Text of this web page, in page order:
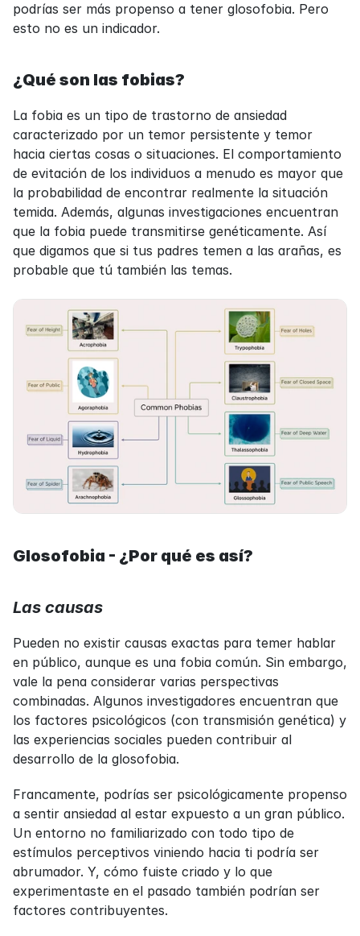
podrías ser más propenso a tener glosofobia. Pero
esto no es un indicador.
¿Qué son las fobias?
La fobia es un tipo de trastorno de ansiedad
caracterizado por un temor persistente y temor
hacia ciertas cosas o situaciones. El comportamiento
de evitación de los individuos a menudo es mayor que
la probabilidad de encontrar realmente la situación
temida. Además, algunas investigaciones encuentran
que la fobia puede transmitirse genéticamente. Así
que digamos que si tus padres temen a las arañas, es
probable que tú también las temas.
Glosofobia - ¿Por qué es así?
Las causas
Pueden no existir causas exactas para temer hablar
en público, aunque es una fobia común. Sin embargo,
vale la pena considerar varias perspectivas
combinadas. Algunos investigadores encuentran que
los factores psicológicos (con transmisión genética) y
las experiencias sociales pueden contribuir al
desarrollo de la glosofobia.
Francamente, podrías ser psicológicamente propenso
a sentir ansiedad al estar expuesto a un gran público.
Un entorno no familiarizado con todo tipo de
estímulos perceptivos viniendo hacia ti podría ser
abrumador. Y, cómo fuiste criado y lo que
experimentaste en el pasado también podrían ser
factores contribuyentes.